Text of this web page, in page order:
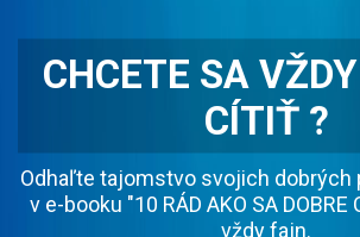
CHCETE SA
CÍTIŤ ?
Odhaľte tajomstvo svojich dobrých
v e-booku "10 RÁD AKO SA
vždy fajn.